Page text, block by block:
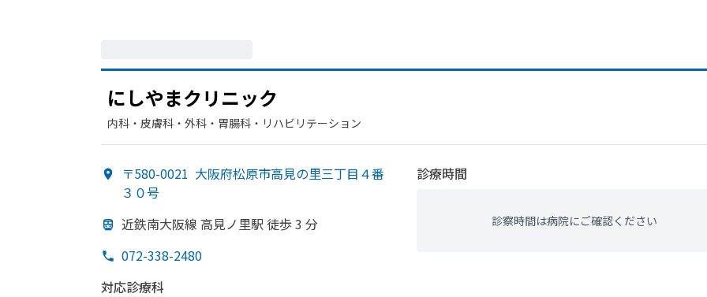
にしやまクリニック
内科・​皮膚科・​外科・​胃腸科・​リハビリテーション
〒580-0021 大阪府松原市高見の里三丁目４番
３０号
近鉄南大阪線 高見ノ里駅 徒歩 3 分
072-338-2480
対応診療科
診療時間
診察時間は病院にご確認ください